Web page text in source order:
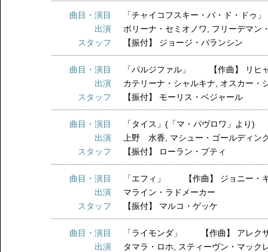
曲目・演目
「チャイコフスキー・パ・ド・ド
出演
ポリーナ・セミオノワ
フリーデマン
スタッフ
【振付】 ジョージ・バランシン
曲目・演目
「パルジファル」 【作曲】 リヒ
出演
カテリーナ・シャルキナ
オスカー・
スタッフ
【振付】 モーリス・ベジャール
曲目・演目
「タイス」(「マ・パヴロワ」より
出演
上野 水香 マシュー・ゴールディン
スタッフ
【振付】 ローラン・プティ
曲目・演目
「エフィ」 【作曲】 ジョニー・
出演
マライン・ラドメーカー
スタッフ
【振付】 マルコ・ゲッケ
曲目・演目
「ライモンダ」 【作曲】 アレク
出演
タマラ・ロホ
スティーヴン・マック